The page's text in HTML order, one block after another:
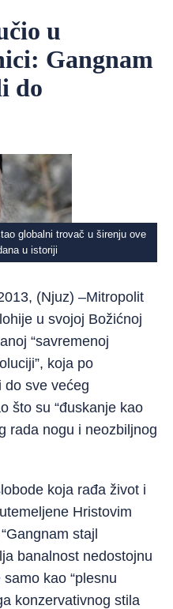
u
Gangnam
do
globalni trovač u širenju ove
u istoriji
(Njuz) –Mitropolit
u svojoj Božićnoj
“savremenoj
koja po
do sve većeg
što su “đuskanje kao
rada nogu i neozbiljnog
koja rađa život i
Hristovim
stajl
banalnost nedostojnu
kao “plesnu
konzervativnog stila